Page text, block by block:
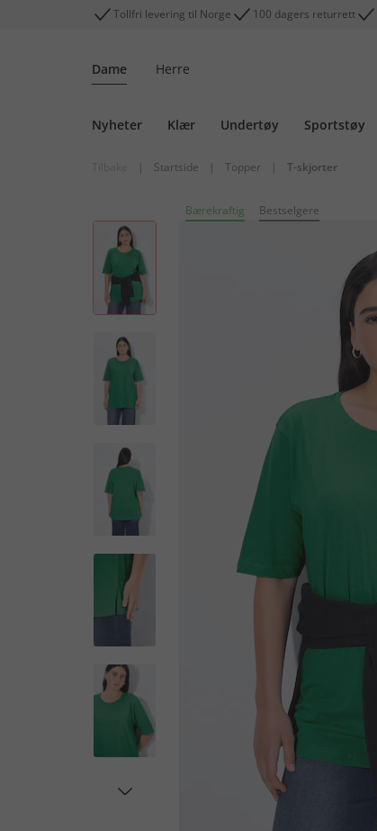
Tollfri levering til Norge 100 dagers returrett
Dame Herre
Nyheter Klær Undertøy Sportstøy
| Startside | Topper | T-skjorter
Bærekraftig Bestselgere